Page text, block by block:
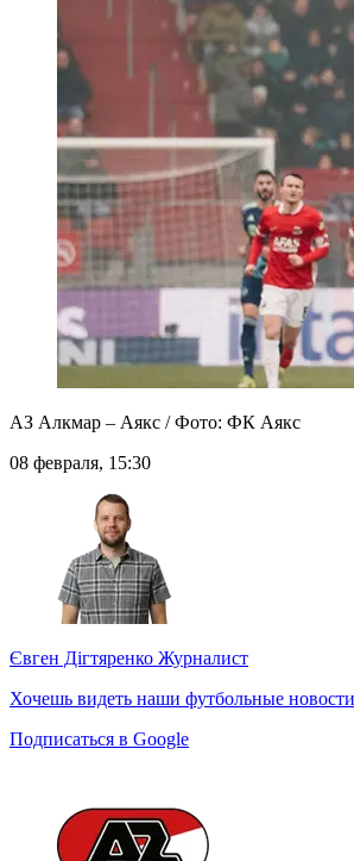
АЗ Алкмар – Аякс / Фото: ФК Аякс
08 февраля, 15:30
Євген Дігтяренко Журналист
Хочешь видеть наши футбольные
Подписаться в Google